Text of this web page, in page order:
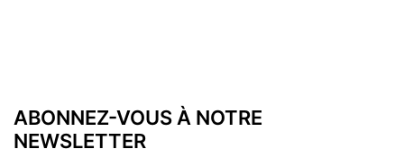
ABONNEZ-VOUS À NOTRE
NEWSLETTER